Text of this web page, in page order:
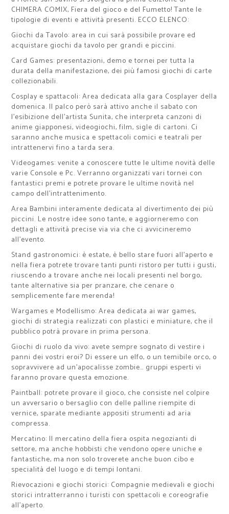
CHIMERA COMIX, Fiera del gioco e del Fumetto! Tante le
tipologie di eventi e attività presenti. ECCO ELENCO:
Giochi da Tavolo: area in cui sarà possibile provare ed
acquistare giochi da tavolo per grandi e piccini.
Card Games: presentazioni, demo e tornei per tutta la
durata della manifestazione, dei più famosi giochi di carte
collezionabili.
Cosplay e spattacoli: Area dedicata alla gara Cosplayer della
domenica. Il palco però sarà attivo anche il sabato con
l’esibizione dell’artista Sunita, che interpreta canzoni di
anime giapponesi, videogiochi, film, sigle di cartoni. Ci
saranno anche musica e spettacoli comici e teatrali per
intrattenervi fino a tarda sera.
Videogames: venite a conoscere tutte le ultime novità delle
varie Console e Pc. Verranno organizzati vari tornei con
fantastici premi e potrete provare le ultime novità nel
campo dell’intrattenimento.
Area Bambini interamente dedicata al divertimento dei più
piccini. Le nostre idee sono tante, e aggiorneremo con
dettagli e attività precise via via che ci avvicineremo
all’evento.
Stand gastronomici: è estate, è bello stare fuori all’aperto e
nella fiera potrete trovare tanti punti ristoro per tutti i gusti,
riuscendo a trovare anche nei locali presenti nel borgo,
tante alternative sia per pranzare, che cenare o
semplicemente fare merenda!
Wargames e Modellismo: Area dedicata ai war games,
giochi di strategia realizzati con plastici e miniature, che il
pubblico potrà provare in prima persona.
Giochi di ruolo da vivo: avete sempre sognato di vestire i
panni dei vostri eroi? Di essere un elfo, o un temibile orco, o
sopravvivere ad un’apocalisse zombie… gruppi esperti vi
faranno provare questa emozione.
Paintball: potrete provare il gioco, che consiste nel colpire
un avversario o bersaglio con delle palline riempite di
vernice, sparate mediante appositi strumenti ad aria
compressa.
Mercatino: Il mercatino della fiera ospita negozianti di
settore, ma anche hobbisti che vendono opere uniche e
fantastiche, ma non solo troverete anche buon cibo e
specialità del luogo e di tempi lontani.
Rievocazioni e giochi storici: Compagnie medievali e giochi
storici intratterranno i turisti con spettacoli e coreografie
all’aperto.